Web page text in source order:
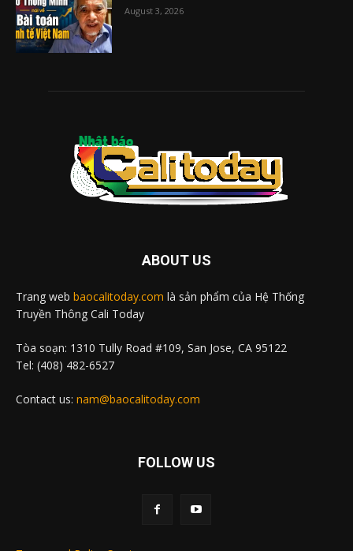
August 3, 2026
ABOUT US
Trang web baocalitoday.com là sản phẩm của Hệ Thống
Truyền Thông Cali Today
Tòa soạn: 1310 Tully Road #109, San Jose, CA 95122
Tel: (408) 482-6527
Contact us: nam@baocalitoday.com
FOLLOW US